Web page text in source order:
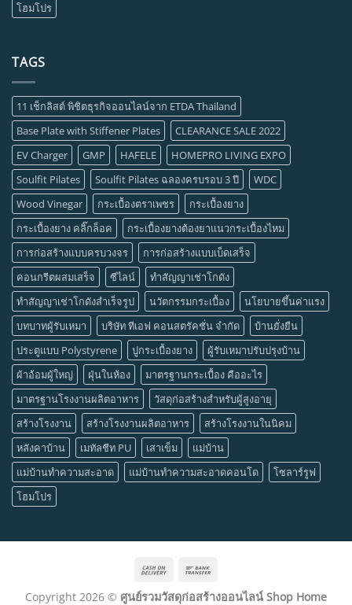
โฮมโปร
TAGS
11 เช็กลิสต์ พิชิตธุรกิจออนไลน์จาก ETDA Thailand
Base Plate with Stiffener Plates
CLEARANCE SALE 2022
EV Charger
GMP HAFELE
HOMEPRO LIVING EXPO
Soulfit Pilates
Soulfit Pilates ฉลองครบรอบ 3 ปี
WDC
Wood Vinegar
กระเบื้องตราเพชร
กระเบื้องยาง
กระเบื้องยาง คลิ๊กล็อค
กระเบื้องยางต้องยาแนวกระเบื้องไหม
การก่อสร้างแบบครบวงจร
การก่อสร้างแบบเบ็ดเสร็จ
คอนกรีตผสมเสร็จ
ซีไลน์
ทำสัญญาเช่าโกดัง
ทำสัญญาเช่าโกดังสำเร็จรูป
นวัตกรรมกระเบื้อง
นโยบายขึ้นค่าแรง
บทบาทผู้รับเหมา
บริษัท ทีเอฟ คอนสตรัคชั่น จำกัด
บ้านยั่งยืน
ประตูแบบ Polystyrene
ปูกระเบื้องยาง
ผู้รับเหมาปรับปรุงบ้าน
ผ้าอ้อมผู้ใหญ่
ฝุ่นในห้อง
มาตรฐานกระเบื้อง คืออะไร
มาตรฐานโรงงานผลิตอาหาร
วัสดุก่อสร้างสำหรับผู้สูงอายุ
สร้างโรงงาน
สร้างโรงงานผลิตอาหาร
สร้างโรงงานในนิคม
หลังคาบ้าน
เมทัลชีท PU เสาเข็ม
แม่บ้าน
แม่บ้านทำความสะอาด
แม่บ้านทำความสะอาดคอนโด
โซลาร์รูฟ
โฮมโปร
Cash
Copyright 2026 © ศูนย์รวมวัสดุก่อสร้างออนไลน์ Shop Home